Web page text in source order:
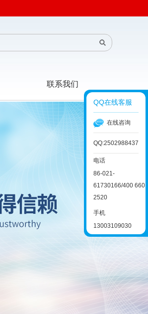
联系我们
QQ在线客服
在线咨询
QQ:2502988437
电话
86-021-
61730166/400 660
2520
手机
13003109030